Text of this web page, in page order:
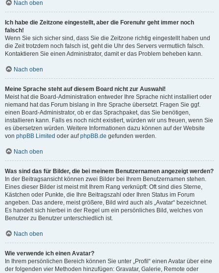
Nach oben
Ich habe die Zeitzone eingestellt, aber die Forenuhr geht immer noch
falsch!
Wenn Sie sich sicher sind, dass Sie die Zeitzone richtig eingestellt haben und
die Zeit trotzdem noch falsch ist, geht die Uhr des Servers vermutlich falsch.
Kontaktieren Sie einen Administrator, damit er das Problem beheben kann.
Nach oben
Meine Sprache steht auf diesem Board nicht zur Auswahl!
Meist hat die Board-Administration entweder Ihre Sprache nicht installiert oder
niemand hat das Forum bislang in Ihre Sprache übersetzt. Fragen Sie ggf.
einen Board-Administrator, ob er das Sprachpaket, das Sie benötigen,
installieren kann. Falls es noch nicht existiert, würden wir uns freuen, wenn Sie
es übersetzen würden. Weitere Informationen dazu können auf der Website
von phpBB Limited oder aufphpBB.de gefunden werden.
Nach oben
Was sind das für Bilder, die bei meinem Benutzernamen angezeigt werden?
In der Beitragsansicht können zwei Bilder bei Ihrem Benutzernamen stehen.
Eines dieser Bilder ist meist mit Ihrem Rang verknüpft: Oft sind dies Sterne,
Kästchen oder Punkte, die Ihre Beitragszahl oder Ihren Status im Forum
angeben. Das andere, meist größere, Bild wird auch als „Avatar“ bezeichnet.
Es handelt sich hierbei in der Regel um ein persönliches Bild, welches von
Benutzer zu Benutzer unterschiedlich ist.
Nach oben
Wie verwende ich einen Avatar?
In Ihrem persönlichen Bereich können Sie unter „Profil“ einen Avatar über eine
der folgenden vier Methoden hinzufügen: Gravatar, Galerie, Remote oder